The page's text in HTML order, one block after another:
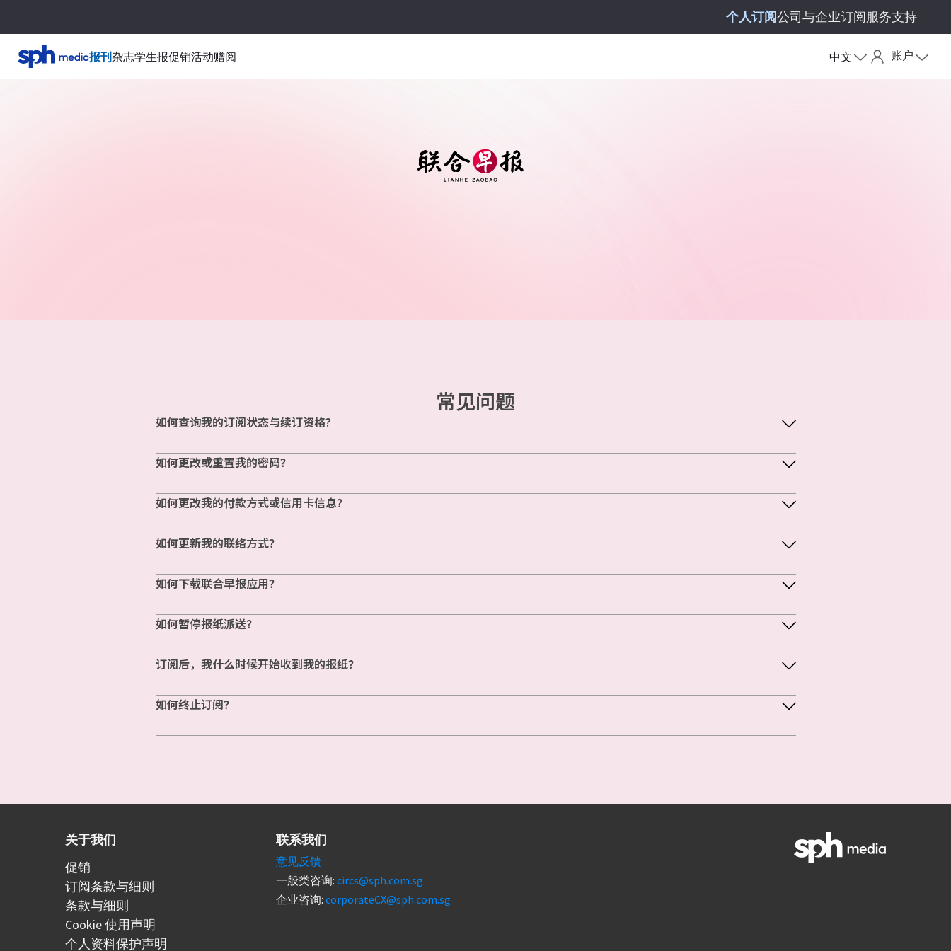
个人订阅公司与企业订阅服务支持
报刊杂志学生报促销活动赠阅 中文 账户
常见问题
如何查询我的订阅状态与续订资格?
如何更改或重置我的密码？
如何更改我的付款方式或信用卡信息？
如何更新我的联络方式？
如何下载联合早报应用？
如何暂停报纸派送？
订阅后，我什么时候开始收到我的报纸？
如何终止订阅？
关于我们
促销
订阅条款与细则
条款与细则
Cookie 使用声明
个人资料保护声明
联系我们
意见反馈
一般类咨询: circs@sph.com.sg
企业咨询: corporateCX@sph.com.sg